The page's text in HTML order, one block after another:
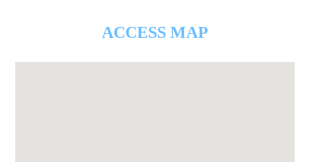
ACCESS MAP